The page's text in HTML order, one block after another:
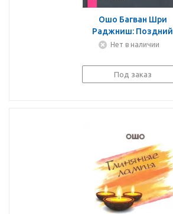
Ошо Багван Шри
Раджниш: Поздний
вечер. 365
медитаций для
окончания дня
Нет в наличии
Под заказ